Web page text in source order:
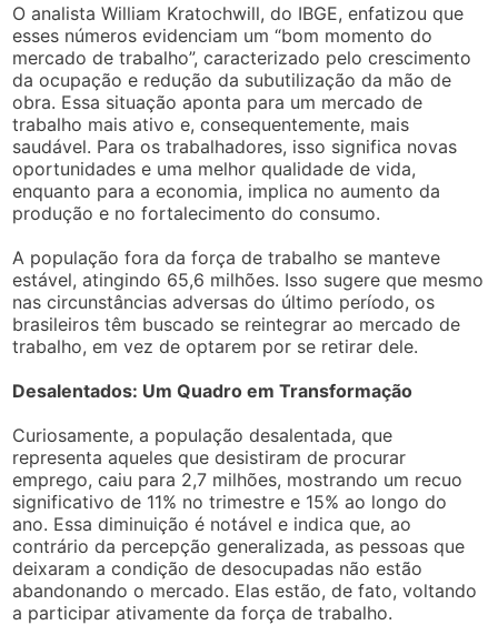
O analista William Kratochwill, do IBGE, enfatizou que
esses números evidenciam um “bom momento do
mercado de trabalho”, caracterizado pelo crescimento
da ocupação e redução da subutilização da mão de
obra. Essa situação aponta para um mercado de
trabalho mais ativo e, consequentemente, mais
saudável. Para os trabalhadores, isso significa novas
oportunidades e uma melhor qualidade de vida,
enquanto para a economia, implica no aumento da
produção e no fortalecimento do consumo.
A população fora da força de trabalho se manteve
estável, atingindo 65,6 milhões. Isso sugere que mesmo
nas circunstâncias adversas do último período, os
brasileiros têm buscado se reintegrar ao mercado de
trabalho, em vez de optarem por se retirar dele.
Desalentados: Um Quadro em Transformação
Curiosamente, a população desalentada, que
representa aqueles que desistiram de procurar
emprego, caiu para 2,7 milhões, mostrando um recuo
significativo de 11% no trimestre e 15% ao longo do
ano. Essa diminuição é notável e indica que, ao
contrário da percepção generalizada, as pessoas que
deixaram a condição de desocupadas não estão
abandonando o mercado. Elas estão, de fato, voltando
a participar ativamente da força de trabalho.